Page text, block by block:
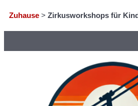
Zuhause > Zirkusworkshops für